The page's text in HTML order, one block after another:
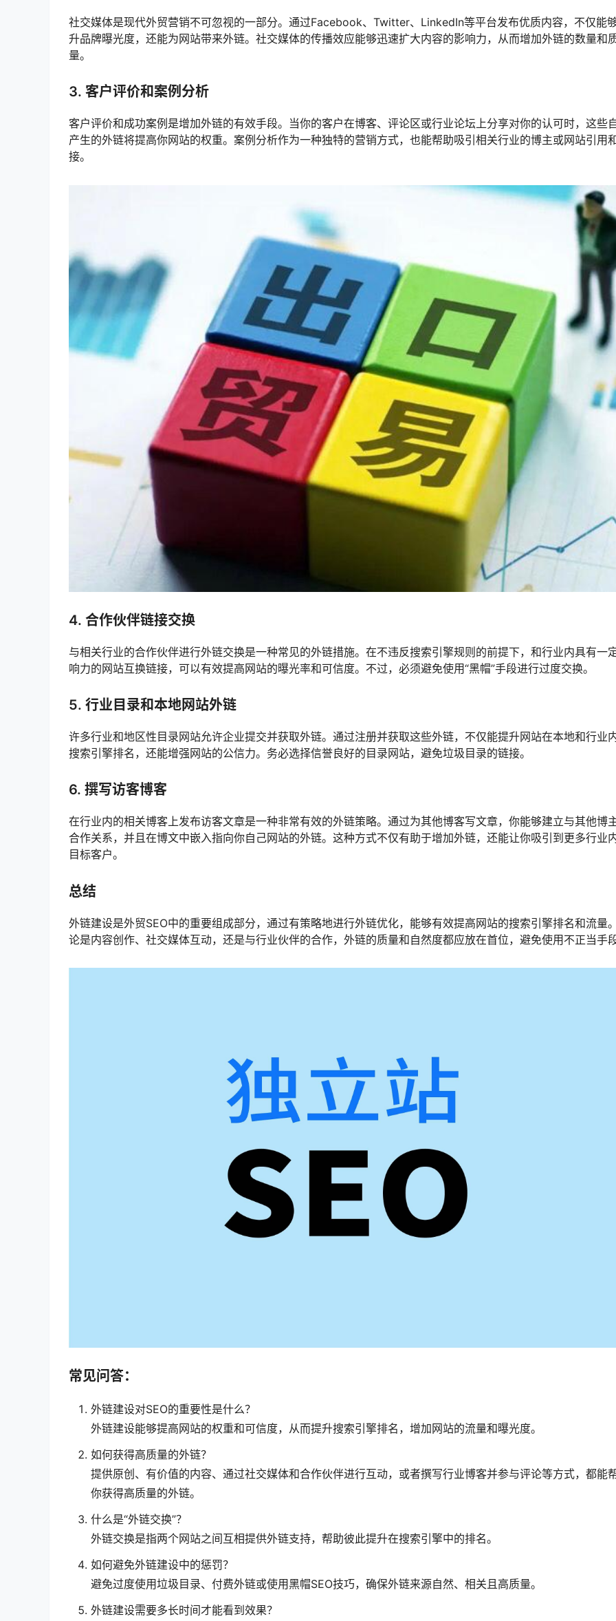
社交媒体是现代外贸营销不可忽视的一部分。通过Facebook、Twitter、LinkedIn等平台发布优质内容，不仅能
升品牌曝光度，还能为网站带来外链。社交媒体的传播效应能够迅速扩大内容的影响力，从而增加外链的数量和
量。
3. 客户评价和案例分析
客户评价和成功案例是增加外链的有效手段。当你的客户在博客、评论区或行业论坛上分享对你的认可时，这些
产生的外链将提高你网站的权重。案例分析作为一种独特的营销方式，也能帮助吸引相关行业的博主或网站引用
接。
4. 合作伙伴链接交换
与相关行业的合作伙伴进行外链交换是一种常见的外链措施。在不违反搜索引擎规则的前提下，和行业内具有一
响力的网站互换链接，可以有效提高网站的曝光率和可信度。不过，必须避免使用“黑帽”手段进行过度交换。
5. 行业目录和本地网站外链
许多行业和地区性目录网站允许企业提交并获取外链。通过注册并获取这些外链，不仅能提升网站在本地和行业
搜索引擎排名，还能增强网站的公信力。务必选择信誉良好的目录网站，避免垃圾目录的链接。
6. 撰写访客博客
在行业内的相关博客上发布访客文章是一种非常有效的外链策略。通过为其他博客写文章，你能够建立与其他博
合作关系，并且在博文中嵌入指向你自己网站的外链。这种方式不仅有助于增加外链，还能让你吸引到更多行业
目标客户。
总结
外链建设是外贸SEO中的重要组成部分，通过有策略地进行外链优化，能够有效提高网站的搜索引擎排名和流量
论是内容创作、社交媒体互动，还是与行业伙伴的合作，外链的质量和自然度都应放在首位，避免使用不正当手
常见问答：
外链建设对SEO的重要性是什么？
外链建设能够提高网站的权重和可信度，从而提升搜索引擎排名，增加网站的流量和曝光度。
如何获得高质量的外链？
提供原创、有价值的内容、通过社交媒体和合作伙伴进行互动，或者撰写行业博客并参与评论等方式，都能
你获得高质量的外链。
什么是“外链交换”？
外链交换是指两个网站之间互相提供外链支持，帮助彼此提升在搜索引擎中的排名。
如何避免外链建设中的惩罚？
避免过度使用垃圾目录、付费外链或使用黑帽SEO技巧，确保外链来源自然、相关且高质量。
外链建设需要多长时间才能看到效果？